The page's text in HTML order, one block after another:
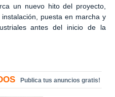
un nuevo hito del proyecto,
puesta en marcha y
antes del inicio de la
Publica tus anuncios gratis!